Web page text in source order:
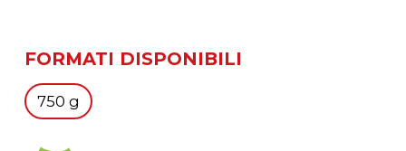
FORMATI DISPONIBILI
750 g